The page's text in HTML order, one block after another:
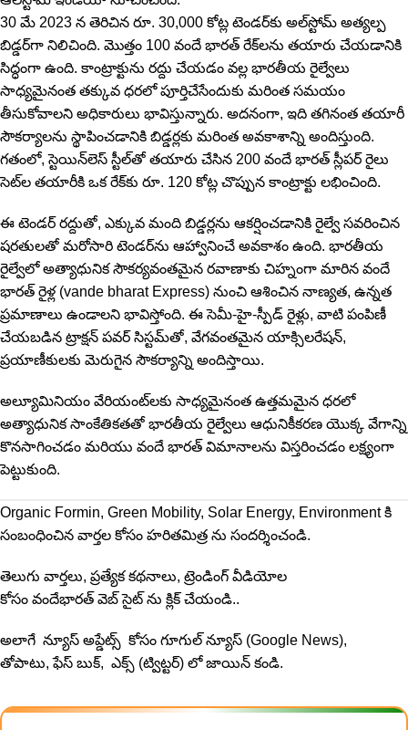
30 మే 2023 న తెరిచిన రూ. 30,000 కోట్ల టెండర్‌కు అల్‌స్టోమ్ అత్యల్ప
బిడ్డర్‌గా నిలిచింది. మొత్తం 100 వందే భారత్ రేక్‌లను తయారు చేయడానికి
సిద్ధంగా ఉంది. కాంట్రాక్టును రద్దు చేయడం వల్ల భారతీయ రైల్వేలు
సాధ్యమైనంత త‌క్కువ ధరలో పూర్తిచేసేందుకు మ‌రింత స‌మ‌యం
తీసుకోవాల‌ని అధికారులు భావిస్తున్నారు. అదనంగా, ఇది తగినంత తయారీ
సౌకర్యాలను స్థాపించడానికి బిడ్డర్లకు మరింత అవకాశాన్ని అందిస్తుంది.
గతంలో, స్టెయిన్‌లెస్ స్టీల్‌తో తయారు చేసిన 200 వందే భారత్ స్లీపర్ రైలు
సెట్‌ల తయారీకి ఒక రేక్‌కు రూ. 120 కోట్ల చొప్పున కాంట్రాక్టు లభించింది.
ఈ టెండర్ రద్దుతో, ఎక్కువ మంది బిడ్డర్లను ఆకర్షించడానికి రైల్వే సవరించిన
షరతులతో మ‌రోసారి టెండర్‌ను ఆహ్వానించే అవకాశం ఉంది. భార‌తీయ
రైల్వేలో అత్యాధునిక సౌక‌ర్య‌వంత‌మైన‌ రవాణాకు చిహ్నంగా మారిన వందే
భారత్ రైళ్ల (vande bharat Express) నుంచి ఆశించిన నాణ్యత, ఉన్నత
ప్రమాణాలు ఉండాల‌ని భావిస్తోంది. ఈ సెమీ-హై-స్పీడ్ రైళ్లు, వాటి పంపిణీ
చేయబడిన ట్రాక్షన్ పవర్ సిస్టమ్‌తో, వేగవంతమైన యాక్సిల‌రేష‌న్‌,
ప్రయాణీకులకు మెరుగైన సౌకర్యాన్ని అందిస్తాయి.
అల్యూమినియం వేరియంట్‌లకు సాధ్యమైనంత ఉత్తమమైన ధరలో
అత్యాధునిక‌ సాంకేతికతతో భారతీయ రైల్వేలు ఆధునికీకరణ యొక్క వేగాన్ని
కొనసాగించడం మరియు వందే భారత్ విమానాలను విస్తరించడం లక్ష్యంగా
పెట్టుకుంది.
Organic Formin, Green Mobility, Solar Energy, Environment కి
సంబంధించిన వార్తల కోసం హరితమిత్ర ను సందర్శించండి.
తెలుగు వార్తలు, ప్రత్యేక కథనాలు, ట్రెండింగ్ వీడియోల
కోసం వందేభారత్ వెబ్ సైట్ ను క్లిక్ చేయండి..
అలాగే న్యూస్ అప్డేట్స్ కోసం గూగుల్ న్యూస్ (Google News),
తోపాటు,ఫేస్ బుక్, ఎక్స్ (ట్విట్టర్) లో జాయిన్ కండి.